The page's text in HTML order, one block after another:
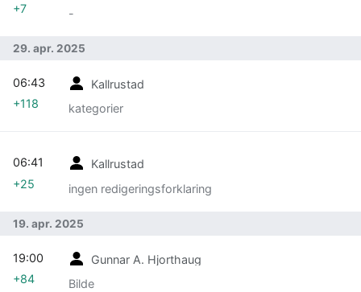
-
+7
29. apr. 2025
Kallrustad
kategorier
06:43
+118
Kallrustad
ingen redigeringsforklaring
06:41
+25
19. apr. 2025
Gunnar A. Hjorthaug
Bilde
19:00
+84